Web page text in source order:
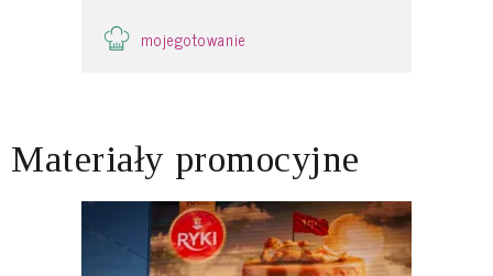
mojegotowanie
Materiały promocyjne